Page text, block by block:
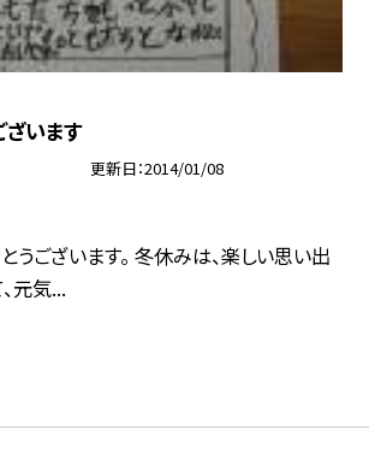
ざいます
更新日 2014/01/08
うございます。 冬休みは、楽しい思い出
元気...